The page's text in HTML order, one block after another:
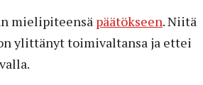
mielipiteensä päätökseen. Niitä
ylittänyt toimivaltansa ja ettei